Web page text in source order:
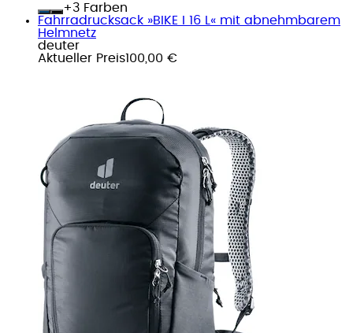
+
Farben
Fahrradrucksack »BIKE I 16 L« mit abnehmbarem
Helmnetz
deuter
Aktueller Preis100,00 €